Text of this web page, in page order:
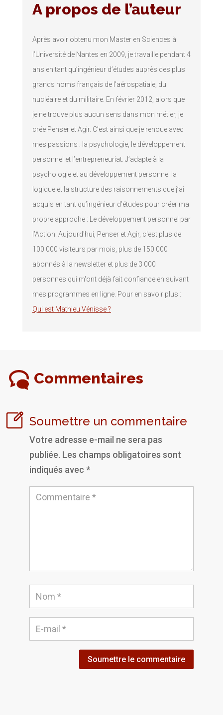
A propos de l’auteur
Après avoir obtenu mon Master en Sciences à
l’Université de Nantes en 2009, je travaille pendant 4
ans en tant qu’ingénieur d’études auprès des plus
grands noms français de l’aérospatiale, du
nucléaire et du militaire. En février 2012, alors que
je ne trouve plus aucun sens dans mon métier, je
crée Penser et Agir. C’est ainsi que je renoue avec
mes passions : la psychologie, le développement
personnel et l’entrepreneuriat. J’adapte à la
psychologie et au développement personnel la
logique et la structure des raisonnements que j’ai
acquis en tant qu’ingénieur d’études pour créer ma
propre approche : Le développement personnel par
l’Action. Aujourd'hui, Penser et Agir, c'est plus de
100 000 visiteurs par mois, plus de 150 000
abonnés à la newsletter et plus de 3 000
personnes qui m'ont déjà fait confiance en suivant
mes programmes en ligne. Pour en savoir plus :
Qui est Mathieu Vénisse ?
Commentaires
Soumettre un commentaire
Votre adresse e-mail ne sera pas
publiée. Les champs obligatoires sont
indiqués avec *
Soumettre le commentaire